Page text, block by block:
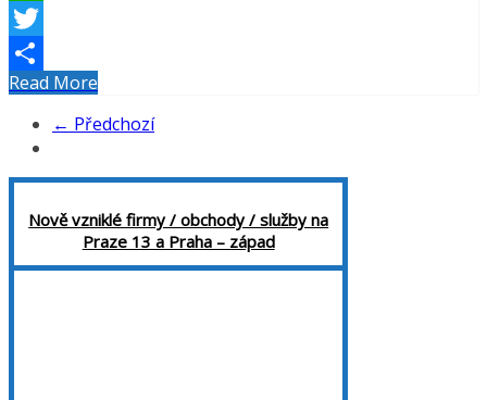
WhatsApp
Twitter
Share
Read More
← Předchozí
Nově vzniklé firmy / obchody / služby na
Praze 13 a Praha – západ